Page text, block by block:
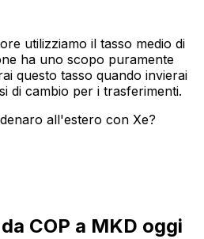
utilizziamo il tasso medio di
ha uno scopo puramente
questo tasso quando invierai
di cambio per i trasferimenti.
all'estero con Xe?
COP a MKD oggi